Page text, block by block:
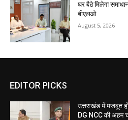
घर बैठे मिलेगा
बीएलओ
August 5, 2026
EDITOR PICKS
उत्तराखंड में मजबूत
DG NCC की अहम